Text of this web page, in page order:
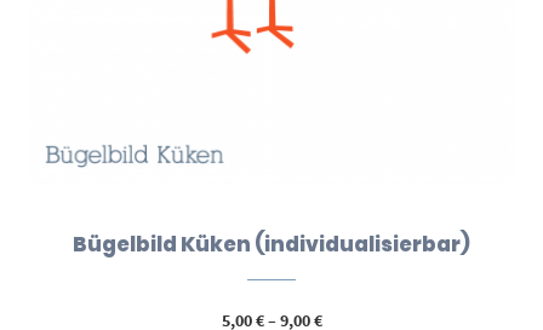
Bügelbild Küken (individualisierbar)
5,00€–9,00€Preisspanne: